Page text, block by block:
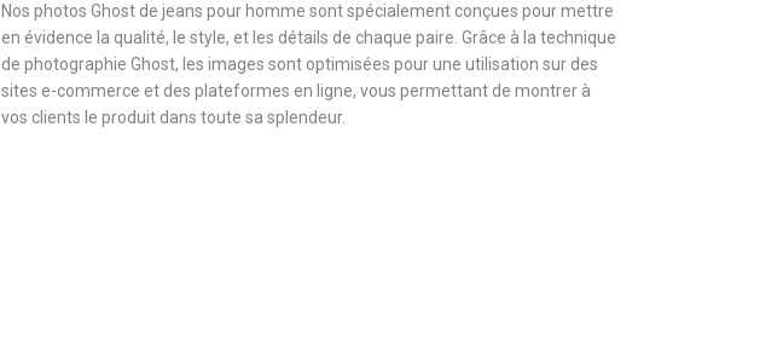
Nos photos Ghost de jeans pour homme sont spécialement conçues pour mettre
en évidence la qualité, le style, et les détails de chaque paire. Grâce à la technique
de photographie Ghost, les images sont optimisées pour une utilisation sur des
sites e-commerce et des plateformes en ligne, vous permettant de montrer à
vos clients le produit dans toute sa splendeur.